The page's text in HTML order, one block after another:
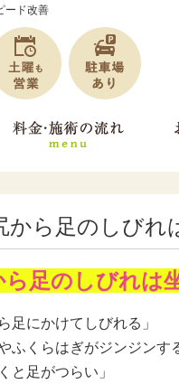
ード改善
から足のしびれ
ら足のしびれは
足にかけてしびれる」
ふくらはぎがジンジンす
と足がつらい」